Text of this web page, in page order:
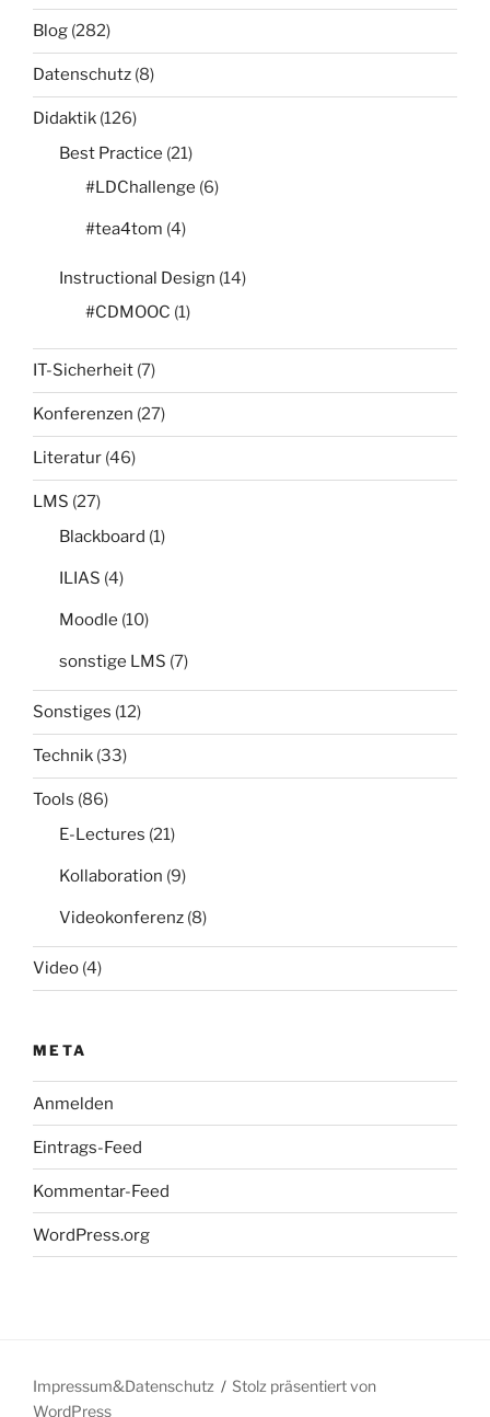
Blog (282)
Datenschutz (8)
Didaktik (126)
Best Practice (21)
#LDChallenge (6)
#tea4tom (4)
Instructional Design (14)
#CDMOOC (1)
IT-Sicherheit (7)
Konferenzen (27)
Literatur (46)
LMS (27)
Blackboard (1)
ILIAS (4)
Moodle (10)
sonstige LMS (7)
Sonstiges (12)
Technik (33)
Tools (86)
E-Lectures (21)
Kollaboration (9)
Videokonferenz (8)
Video (4)
META
Anmelden
Eintrags-Feed
Kommentar-Feed
WordPress.org
Impressum&Datenschutz
Stolz präsentiert von
WordPress